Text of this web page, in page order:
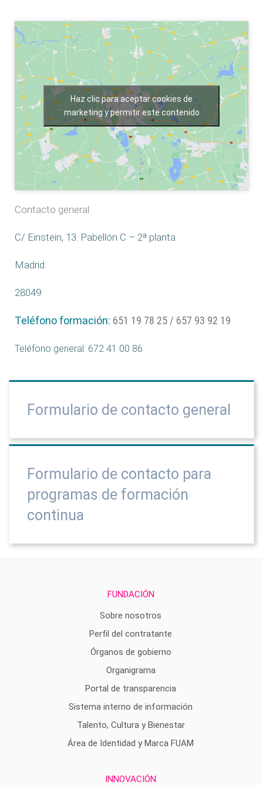
Haz clic para aceptar cookies de
marketing y permitir este contenido
Contacto general
C/ Einstein, 13. Pabellón C – 2ª planta
Madrid
28049
Teléfono formación: 651 19 78 25 / 657 93 92 19
Teléfono general: 672 41 00 86
Formulario de contacto general
Formulario de contacto para
programas de formación
continua
FUNDACIÓN
Sobre nosotros
Perfil del contratante
Órganos de gobierno
Organigrama
Portal de transparencia
Sistema interno de información
Talento, Cultura y Bienestar
Área de Identidad y Marca FUAM
INNOVACIÓN